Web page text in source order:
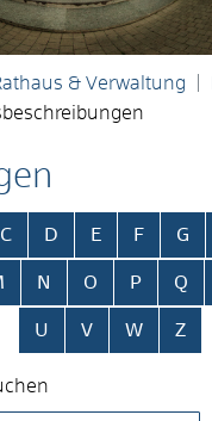
& Verwaltung
C D E F G
N O P Q
U V W Z